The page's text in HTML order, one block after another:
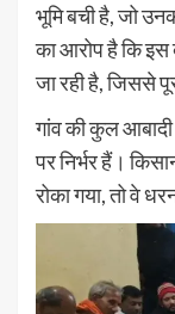
भूमि बची है, जो
का आरोप है कि इस
जा रही है, जिससे
गांव की कुल
पर निर्भर हैं।
रोका गया, तो वे